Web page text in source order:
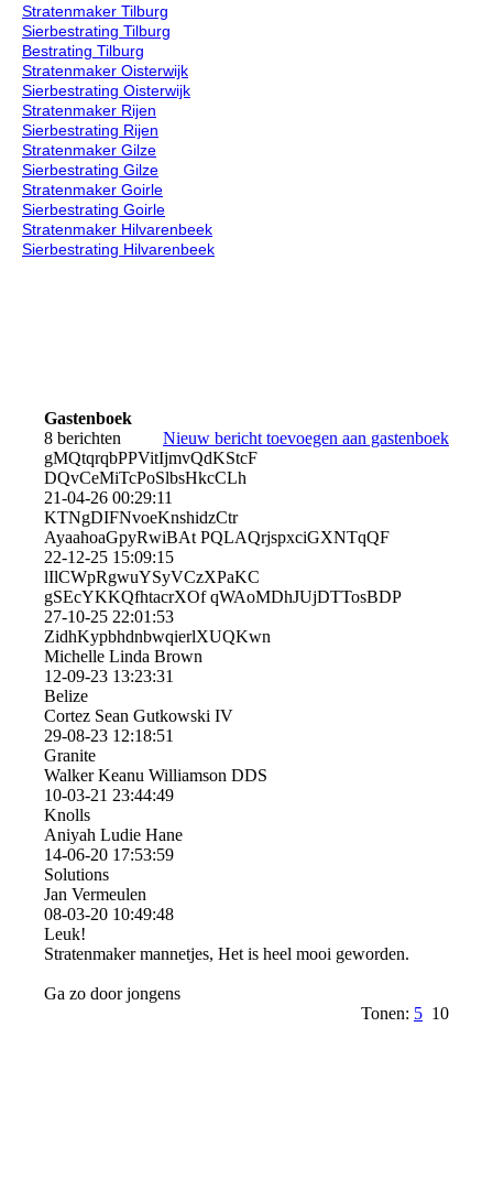
Stratenmaker Tilburg
Sierbestrating Tilburg
Bestrating Tilburg
Stratenmaker Oisterwijk
Sierbestrating Oisterwijk
Stratenmaker Rijen
Sierbestrating Rijen
Stratenmaker Gilze
Sierbestrating Gilze
Stratenmaker Goirle
Sierbestrating Goirle
Stratenmaker Hilvarenbeek
Sierbestrating Hilvarenbeek
Gastenboek
8 berichten
Nieuw bericht toevoegen aan gastenboek
gMQtqrqbPPVitIjmvQdKStcF
DQvCeMiTcPoSlbsHkcCLh
21-04-26 00:29:11
KTNgDIFNvoeKnshidzCtr
AyaahoaGpyRwiBAt PQLAQrjspxciGXNTqQF
22-12-25 15:09:15
lIlCWpRgwuYSyVCzXPaKC
gSEcYKKQfhtacrXOf qWAoMDhJUjDTTosBDP
27-10-25 22:01:53
ZidhKypbhdnbwqierlXUQKw­n
Michelle Linda Brown
12-09-23 13:23:31
Belize
Cortez Sean Gutkowski IV
29-08-23 12:18:51
Granite
Walker Keanu Williamson DDS
10-03-21 23:44:49
Knolls
Aniyah Ludie Hane
14-06-20 17:53:59
Solutions
Jan Vermeulen
08-03-20 10:49:48
Leuk!
Stratenmaker mannetjes, Het is heel mooi geworden.
Ga zo door jongens
Tonen: 5 10